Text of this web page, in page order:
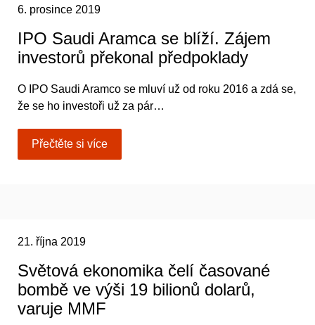
6. prosince 2019
IPO Saudi Aramca se blíží. Zájem
investorů překonal předpoklady
O IPO Saudi Aramco se mluví už od roku 2016 a zdá se,
že se ho investoři už za pár…
Přečtěte si více
21. října 2019
Světová ekonomika čelí časované
bombě ve výši 19 bilionů dolarů,
varuje MMF